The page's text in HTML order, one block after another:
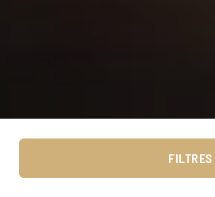
FILTRES